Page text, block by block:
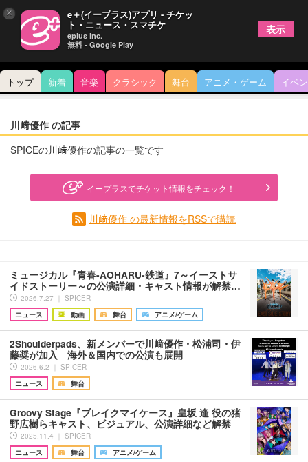
トップ 新着 音楽 クラシック 舞台 アニメ・ゲーム イベ
川﨑優作 の記事
SPICEの川﨑優作の記事の一覧です
イープラスでチケット情報をチェック！
川﨑優作 の最新情報をRSSで購読
ミュージカル『青春-AOHARU-鉄道』7～イーストサ
イドストーリー～の公演詳細・キャスト情報が解禁…
2026.7.27 ｜ SPICER
ニュース
動画 舞台 アニメ/ゲーム
2Shoulderpads、新メンバーで川﨑優作・松浦司・伊
藤奨が加入 海外＆国内での公演も展開
2026.6.2 ｜ SPICER
ニュース
舞台
Groovy Stage『ブレイクマイケース』皇坂 逢 役の猪
野広樹らキャスト、ビジュアル、公演詳細など解禁
2025.11.4 ｜ SPICER
ニュース
舞台 アニメ/ゲーム
× e＋(イープラス)アプリ - チケッ
ト・ニュース・スマチケ
eplus inc.
無料 - Google Play
表示